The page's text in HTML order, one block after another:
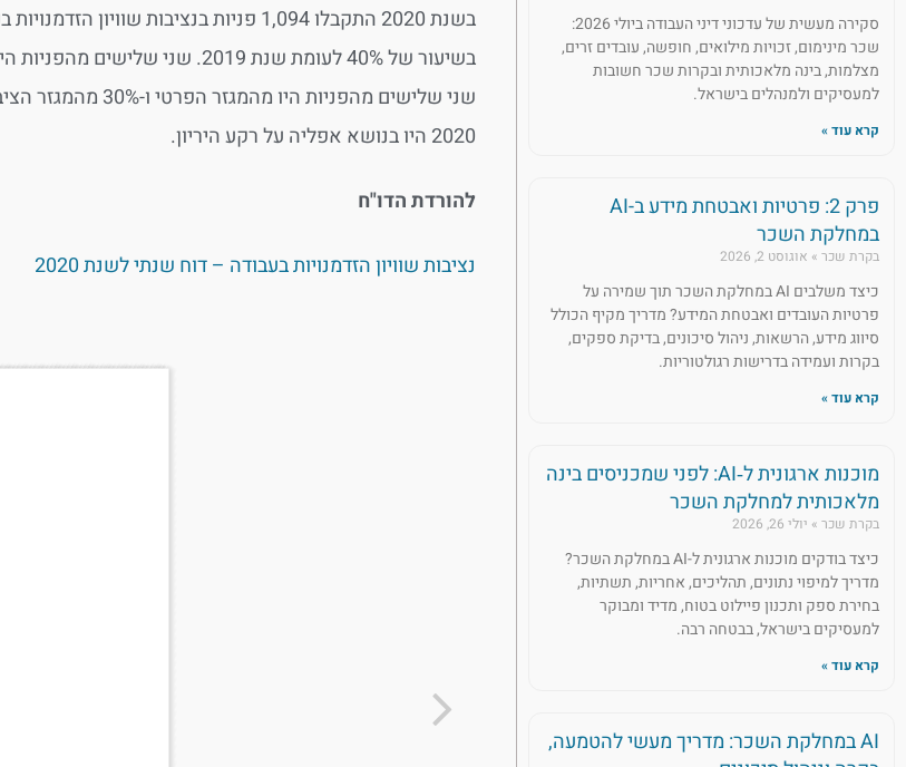
סקירה מעשית של עדכוני דיני העבודה ביולי 2026:
שכר מינימום, זכויות מילואים, חופשה, עובדים זרים,
מצלמות, בינה מלאכותית ובקרות שכר חשובות
למעסיקים ולמנהלים בישראל.
קרא עוד »
פרק 2: פרטיות ואבטחת מידע ב-AI
במחלקת השכר
בקרת שכר אוגוסט 2, 2026
כיצד משלבים AI במחלקת השכר תוך שמירה על
פרטיות העובדים ואבטחת המידע? מדריך מקיף הכולל
סיווג מידע, הרשאות, ניהול סיכונים, בדיקת ספקים,
בקרות ועמידה בדרישות רגולטוריות.
קרא עוד »
מוכנות ארגונית ל‑AI: לפני שמכניסים בינה
מלאכותית למחלקת השכר
בקרת שכר יולי 26, 2026
כיצד בודקים מוכנות ארגונית ל-AI במחלקת השכר?
מדריך למיפוי נתונים, תהליכים, אחריות, תשתיות,
בחירת ספק ותכנון פיילוט בטוח, מדיד ומבוקר
למעסיקים בישראל, בבטחה רבה.
קרא עוד »
AI במחלקת השכר: מדריך מעשי להטמעה,
בשנת 2020 התקבלו 1,094 פניות
שני שלישים
2020 היו בנושא אפליה על רקע היריון.
להורדת הדו"ח
נציבות שוויון הזדמנויות בעבודה – דוח שנתי לשנת 2020